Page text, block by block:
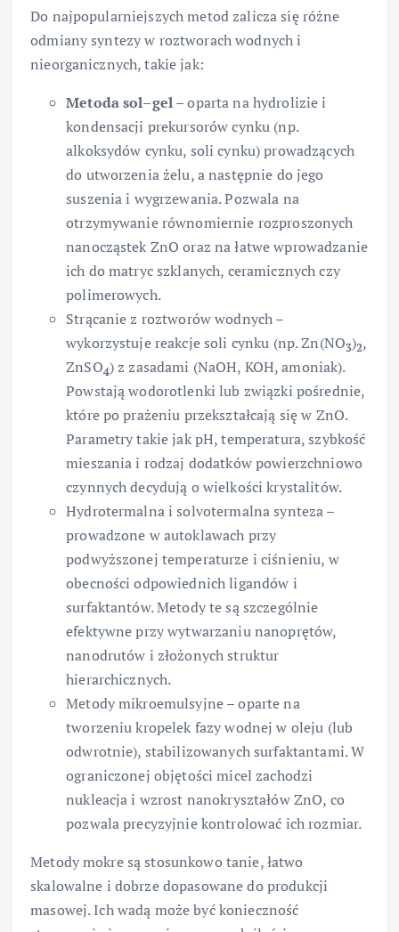
Do najpopularniejszych metod zalicza się różne
odmiany syntezy w roztworach wodnych i
nieorganicznych, takie jak:
Metoda sol–gel– oparta na hydrolizie i
kondensacji prekursorów cynku (np.
alkoksydów cynku, soli cynku) prowadzących
do utworzenia żelu, a następnie do jego
suszenia i wygrzewania. Pozwala na
otrzymywanie równomiernie rozproszonych
nanocząstek ZnO oraz na łatwe wprowadzanie
ich do matryc szklanych, ceramicznych czy
polimerowych.
Strącanie z roztworów wodnych –
wykorzystuje reakcje soli cynku (np. Zn(NO3)2,
ZnSO4) z zasadami (NaOH, KOH, amoniak).
Powstają wodorotlenki lub związki pośrednie,
które po prażeniu przekształcają się w ZnO.
Parametry takie jak pH, temperatura, szybkość
mieszania i rodzaj dodatków powierzchniowo
czynnych decydują o wielkości krystalitów.
Hydrotermalna i solvotermalna synteza –
prowadzone w autoklawach przy
podwyższonej temperaturze i ciśnieniu, w
obecności odpowiednich ligandów i
surfaktantów. Metody te są szczególnie
efektywne przy wytwarzaniu nanoprętów,
nanodrutów i złożonych struktur
hierarchicznych.
Metody mikroemulsyjne – oparte na
tworzeniu kropelek fazy wodnej w oleju (lub
odwrotnie), stabilizowanych surfaktantami. W
ograniczonej objętości micel zachodzi
nukleacja i wzrost nanokryształów ZnO, co
pozwala precyzyjnie kontrolować ich rozmiar.
Metody mokre są stosunkowo tanie, łatwo
skalowalne i dobrze dopasowane do produkcji
masowej. Ich wadą może być konieczność